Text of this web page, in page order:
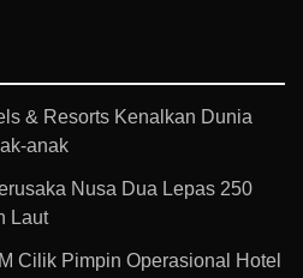
& Resorts Kenalkan Dunia
anak
Nusa Dua Lepas 250
Laut
Cilik Pimpin Operasional Hotel